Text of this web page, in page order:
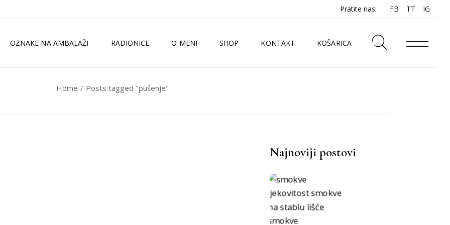
Pratite nas: FB TT IG
OZNAKE NA AMBALAŽI RADIONICE O MENI SHOP KONTAKT KOŠARICA
Home Posts tagged "pušenje"
Najnoviji postovi